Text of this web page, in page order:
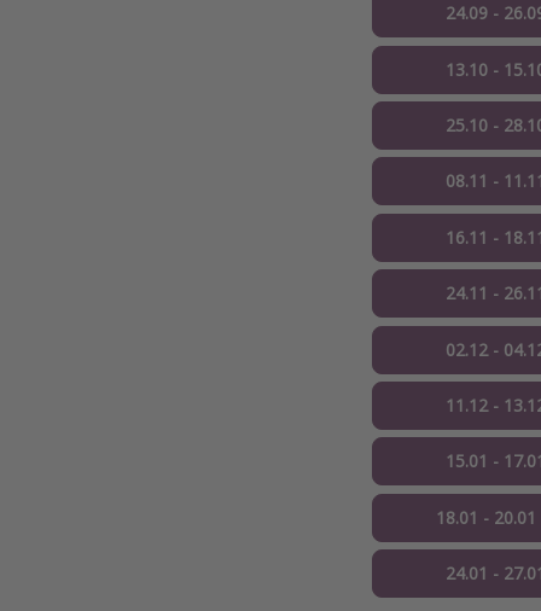
24.09 -
13.10 -
25.10 -
08.11 -
16.11 -
24.11 -
02.12 -
11.12 -
15.01 -
18.01 -
24.01 -